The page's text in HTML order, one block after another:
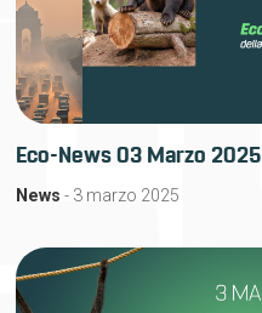
Eco-News 03 Marzo 2025
News - 3 marzo 2025